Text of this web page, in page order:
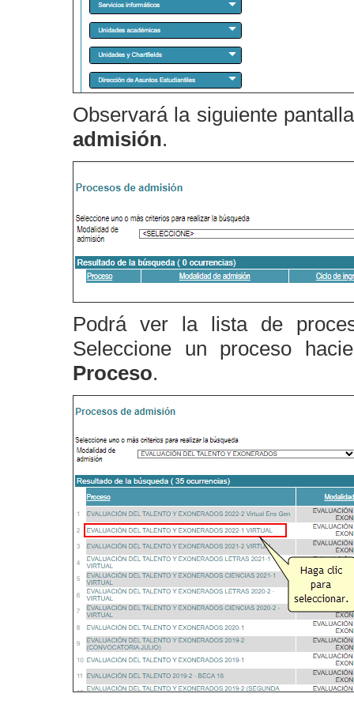
Observará la siguiente
admisión.
Podrá ver la lista de
Seleccione un proceso
Proceso.